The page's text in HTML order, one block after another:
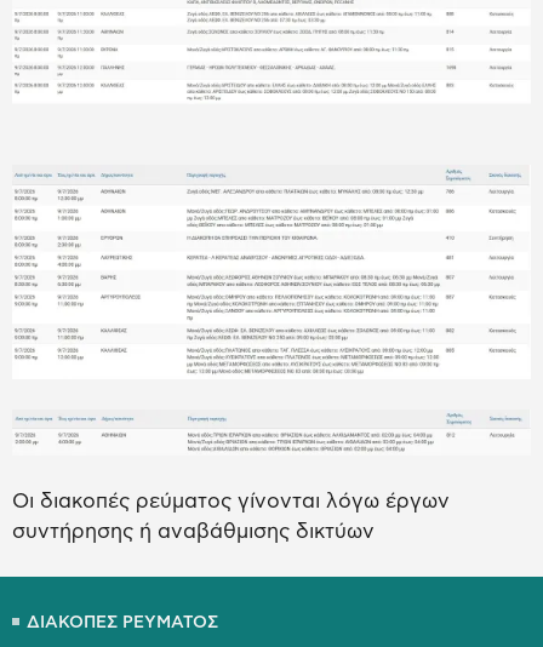
Οι διακοπές ρεύματος γίνονται λόγω έργων
συντήρησης ή αναβάθμισης δικτύων
ΔΙΑΚΟΠΕΣ ΡΕΥΜΑΤΟΣ